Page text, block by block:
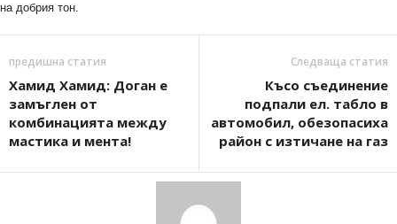
на добрия тон.
предишна статия
Хамид Хамид: Доган е
замъглен от
комбинацията между
мастика и мента!
Следваща статия
Късо съединение
подпали ел. табло в
автомобил, обезопасиха
район с изтичане на газ